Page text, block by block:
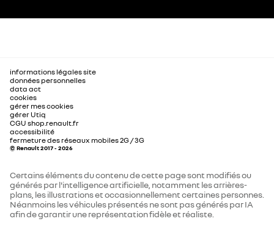
informations légales site
données personnelles
data act
cookies
gérer mes cookies
gérer Utiq
CGU shop.renault.fr
accessibilité
fermeture des réseaux mobiles 2G / 3G
© Renault 2017 - 2026
Certains éléments du contenu de cette page sont modifiés ou
générés par l'intelligence artificielle, notamment les arrières-
plans, les illustrations et occasionnellement certaines personnes.
Néanmoins les véhicules présentés ne sont pas générés par IA
afin de garantir une représentation fidèle et réaliste.